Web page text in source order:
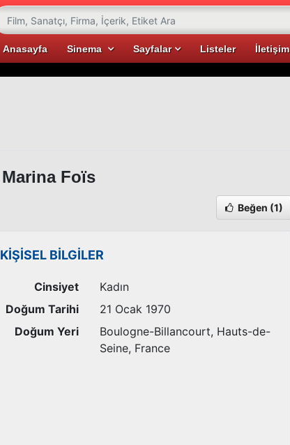
Anasayfa Sinema Sayfalar Listeler İletişim
Marina Foïs
Beğen (1)
KİŞİSEL BİLGİLER
Cinsiyet
Kadın
Doğum Tarihi
21 Ocak 1970
Doğum Yeri
Boulogne-Billancourt, Hauts-de-
Seine, France